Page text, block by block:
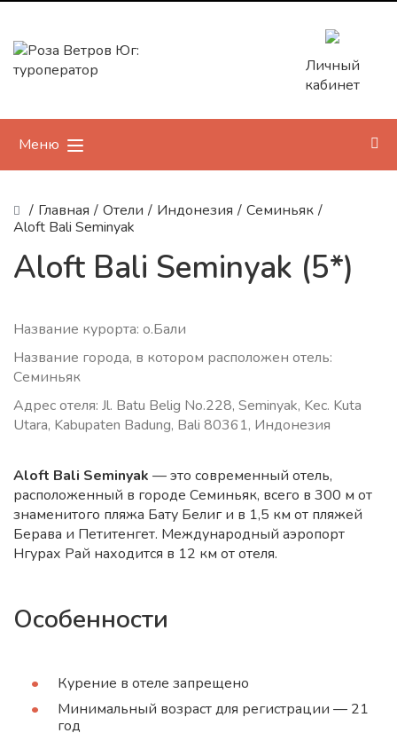
Личный
кабинет
Меню
/ Главная / Отели / Индонезия / Семиньяк /
Aloft Bali Seminyak
Aloft Bali Seminyak (5*)
Название курорта: о.Бали
Название города, в котором расположен отель:
Семиньяк
Адрес отеля: Jl. Batu Belig No.228, Seminyak, Kec. Kuta
Utara, Kabupaten Badung, Bali 80361, Индонезия
Aloft Bali Seminyak — это современный отель,
расположенный в городе Семиньяк, всего в 300 м от
знаменитого пляжа Бату Белиг и в 1,5 км от пляжей
Берава и Петитенгет. Международный аэропорт
Нгурах Рай находится в 12 км от отеля.
Особенности
Курение в отеле запрещено
Минимальный возраст для регистрации — 21
год